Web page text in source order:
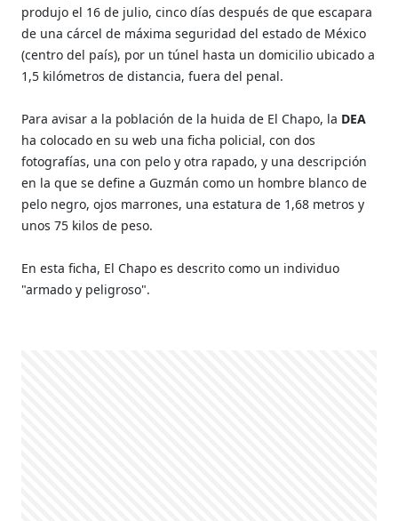
produjo el 16 de julio, cinco días después de que escapara
de una cárcel de máxima seguridad del estado de México
(centro del país), por un túnel hasta un domicilio ubicado a
1,5 kilómetros de distancia, fuera del penal.
Para avisar a la población de la huida de El Chapo, la DEA
ha colocado en su web una ficha policial, con dos
fotografías, una con pelo y otra rapado, y una descripción
en la que se define a Guzmán como un hombre blanco de
pelo negro, ojos marrones, una estatura de 1,68 metros y
unos 75 kilos de peso.
En esta ficha, El Chapo es descrito como un individuo
"armado y peligroso".